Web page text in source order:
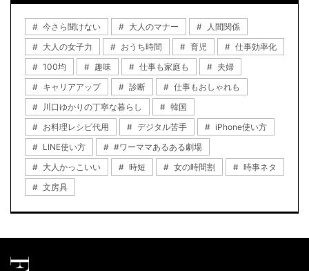
今さら聞けない 大人のマナー
人間関係
大人の女子力
おうち時間 育児
仕事効率化
100均
趣味 仕事も家庭も
夫婦
キャリアアップ
診断
仕事もおしゃれも
川口ゆかりの丁寧な暮らし
韓国
お料理レシピ代用
デジタル苦手
iPhone使い方
LINE使い方
#ワーママあるある劇場
大人かっこいい
時短 女の時間割
時事ネタ
文房具